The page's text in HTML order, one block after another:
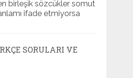
birleşik sözcükler somut
ifade etmiyorsa
SORULARI VE